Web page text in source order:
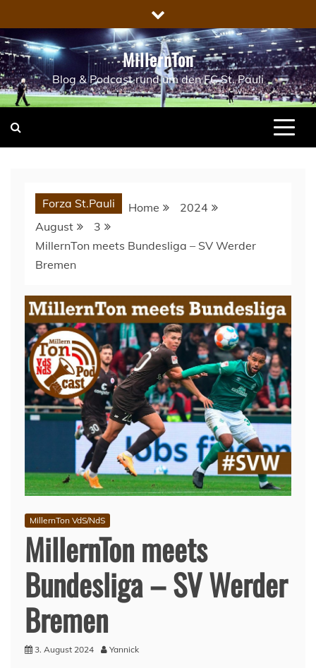
to
content
MillernTon
Blog & Podcast rund um den FC St. Pauli
Forza St.Pauli Home
2024
August
3
MillernTon meets Bundesliga – SV Werder
Bremen
MillernTon VdS/NdS
MillernTon meets
Bundesliga – SV Werder
Bremen
3. August 2024 Yannick